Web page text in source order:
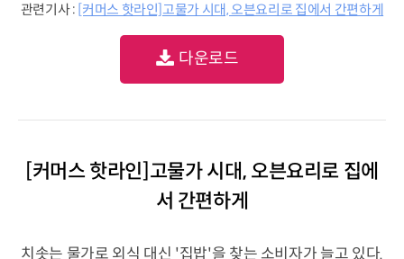
관련기사 : [커머스 핫라인]고물가 시대, 오븐요리로 집에서 간편하게
다운로드
[커머스 핫라인]고물가 시대, 오븐요리로 집에
서 간편하게
치솟는 물가로 외식 대신 '집밥'을 찾는 소비자가 늘고 있다.